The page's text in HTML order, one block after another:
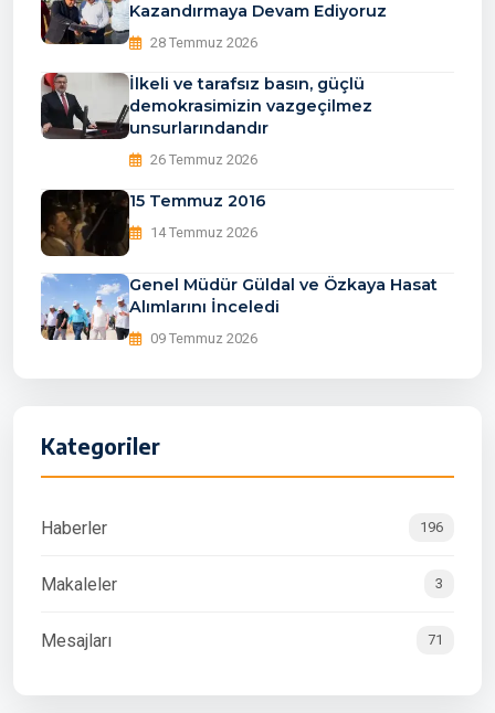
Kazandırmaya Devam Ediyoruz
28 Temmuz 2026
İlkeli ve tarafsız basın, güçlü
demokrasimizin vazgeçilmez
unsurlarındandır
26 Temmuz 2026
15 Temmuz 2016
14 Temmuz 2026
Genel Müdür Güldal ve Özkaya Hasat
Alımlarını İnceledi
09 Temmuz 2026
Kategoriler
Haberler 196
Makaleler 3
Mesajları 71